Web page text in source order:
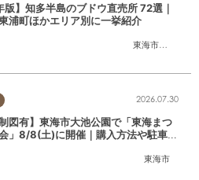
東海市
,大府市
版】知多半島のブドウ直売所 72選｜
浦町ほかエリア別に一挙紹介
東海市
2026.07.30
制図有】東海市大池公園で「東海まつ
」8/8(土)に開催｜購入方法や駐車場